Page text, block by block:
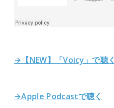
→【NEW】「Voicy」で聴く
→Apple Podcastで聴く